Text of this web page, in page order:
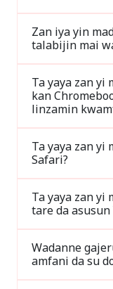
Zan iya yin
talabijin mai
Ta yaya zan yi
kan Chromebook ba
linzamin
Ta yaya zan yi
Safari?
Ta yaya zan yi
Wadanne